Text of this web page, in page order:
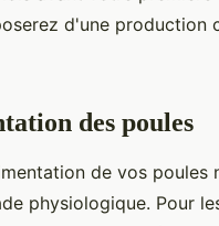
d'une production
des poules
de vos poules
physiologique. Pour